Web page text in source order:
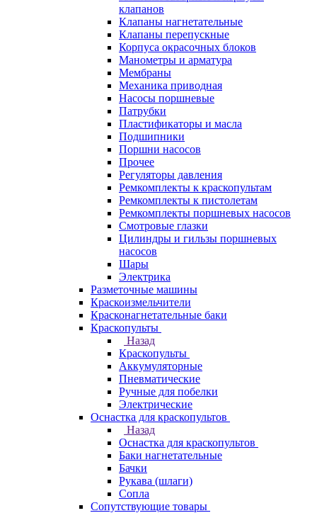
клапанов
Клапаны нагнетательные
Клапаны перепускные
Корпуса окрасочных блоков
Манометры и арматура
Мембраны
Механика приводная
Насосы поршневые
Патрубки
Пластификаторы и масла
Подшипники
Поршни насосов
Прочее
Регуляторы давления
Ремкомплекты к краскопультам
Ремкомплекты к пистолетам
Ремкомплекты поршневых насосов
Смотровые глазки
Цилиндры и гильзы поршневых
насосов
Шары
Электрика
Разметочные машины
Краскоизмельчители
Красконагнетательные баки
Краскопульты
Назад
Краскопульты
Аккумуляторные
Пневматические
Ручные для побелки
Электрические
Оснастка для краскопультов
Назад
Оснастка для краскопультов
Баки нагнетательные
Бачки
Рукава (шлаги)
Сопла
Сопутствующие товары